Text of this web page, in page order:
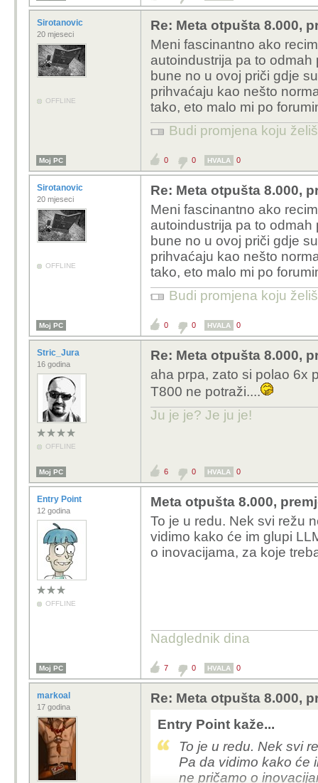
Sirotanovic
20 mjeseci
OFFLINE
Re: Meta otpušta 8.000,
Meni fascinantno ako
autoindustrija pa to
bune no u ovoj priči gdje
prihvaćaju kao nešto
tako, eto malo mi po
Budi promjena koju
Moj PC 0 0 HVALA 0
Sirotanovic
20 mjeseci
OFFLINE
Re: Meta otpušta 8.000,
Meni fascinantno ako
autoindustrija pa to
bune no u ovoj priči gdje
prihvaćaju kao nešto
tako, eto malo mi po
Budi promjena koju
Moj PC 0 0 HVALA 0
Stric_Jura
16 godina
OFFLINE
Re: Meta otpušta 8.000,
aha prpa, zato si polao 6x
T800 ne potraži....
Ju je je? Je ju je!
Moj PC 6 0 HVALA 0
Entry Point
12 godina
OFFLINE
Meta otpušta 8.000,
To je u redu. Nek svi režu
vidimo kako će im glupi
o inovacijama, za koje
Nadglednik dina
Moj PC 7 0 HVALA 0
markoal
17 godina
Re: Meta otpušta 8.000,
Entry Point kaže...
To je u redu. Nek svi
Pa da vidimo kako će
ne pričamo o